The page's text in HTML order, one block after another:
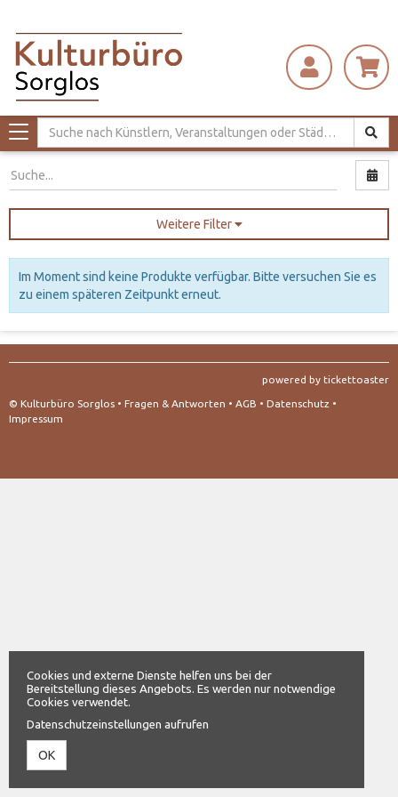
Toggle
navigation
Weitere Filter
Im Moment sind keine Produkte verfügbar. Bitte versuchen Sie es
zu einem späteren Zeitpunkt erneut.
powered by tickettoaster
© Kulturbüro Sorglos • Fragen & Antworten • AGB • Datenschutz •
Impressum
Cookies und externe Dienste helfen uns bei der
Bereitstellung dieses Angebots. Es werden nur notwendige
Cookies verwendet.
Datenschutzeinstellungen aufrufen
OK